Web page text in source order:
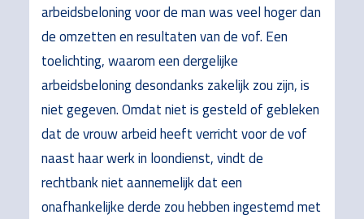
arbeidsbeloning voor de man was veel hoger dan
de omzetten en resultaten van de vof. Een
toelichting, waarom een dergelijke
arbeidsbeloning desondanks zakelijk zou zijn, is
niet gegeven. Omdat niet is gesteld of gebleken
dat de vrouw arbeid heeft verricht voor de vof
naast haar werk in loondienst, vindt de
rechtbank niet aannemelijk dat een
onafhankelijke derde zou hebben ingestemd met